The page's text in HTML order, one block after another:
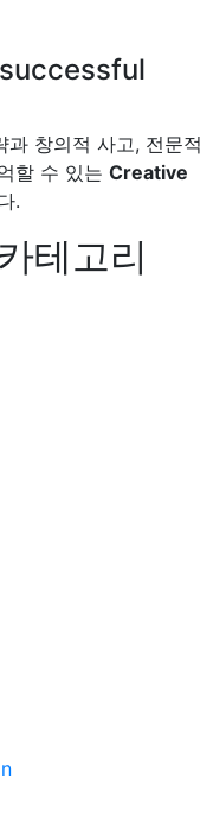
창의적 사고, 전문적
할 수 있는 Creative
.
테고리